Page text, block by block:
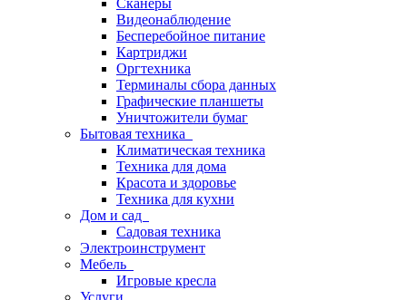
Сканеры
Видеонаблюдение
Бесперебойное питание
Картриджи
Оргтехника
Терминалы сбора данных
Графические планшеты
Уничтожители бумаг
Бытовая техника
Климатическая техника
Техника для дома
Красота и здоровье
Техника для кухни
Дом и сад
Садовая техника
Электроинструмент
Мебель
Игровые кресла
Услуги